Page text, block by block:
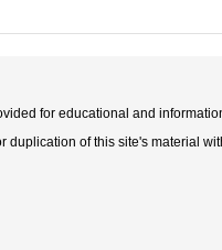
for educational and
duplication of this site's material